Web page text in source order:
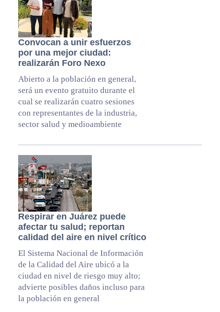
Convocan a unir esfuerzos
por una mejor ciudad:
realizarán Foro Nexo
Abierto a la población en general,
será un evento gratuito durante el
cual se realizarán cuatro sesiones
con representantes de la industria,
sector salud y medioambiente
Respirar en Juárez puede
afectar tu salud; reportan
calidad del aire en nivel crítico
El Sistema Nacional de Información
de la Calidad del Aire ubicó a la
ciudad en nivel de riesgo muy alto;
advierte posibles daños incluso para
la población en general